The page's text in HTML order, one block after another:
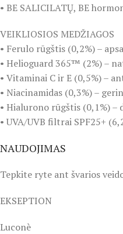
• BE SALICILATŲ, BE
VEIKLIOSIOS MEDŽIAGOS
• Ferulo rūgštis (0,2%) –
• Helioguard 365™ (2%) –
• Vitaminai C ir E (0,5%) –
• Niacinamidas (0,3%) –
• Hialurono rūgštis (0,1%)
• UVA/UVB filtrai SPF25+
NAUDOJIMAS
Tepkite ryte ant švarios
EKSEPTION
Luconè